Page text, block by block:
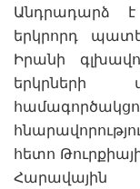
Անդրադարձ
երկրորդ
Իրանի
երկրների
հետո